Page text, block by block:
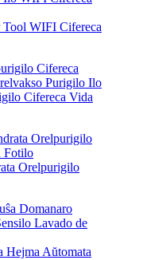
Tool WIFI Cifereca
Cifereca Vida
Orelpurigilo
Hejma Aŭtomata